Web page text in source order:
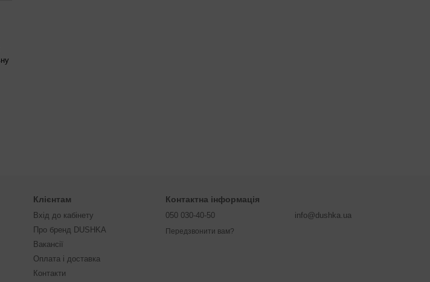
Клієнтам
Вхід до кабінету
Про бренд DUSHKA
Вакансії
Оплата і доставка
Контакти
Контактна інформація
050 030-40-50
Передзвонити вам?
info@dushka.ua